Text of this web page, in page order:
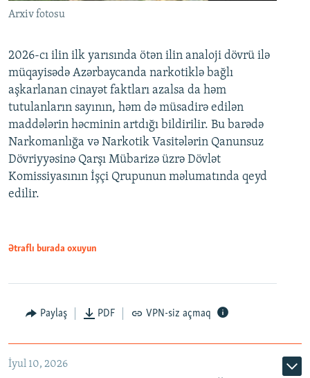
Arxiv fotosu
2026-cı ilin ilk yarısında ötən ilin analoji dövrü ilə
müqayisədə Azərbaycanda narkotiklə bağlı
aşkarlanan cinayət faktları azalsa da həm
tutulanların sayının, həm də müsadirə edilən
maddələrin həcminin artdığı bildirilir. Bu barədə
Narkomanlığa və Narkotik Vasitələrin Qanunsuz
Dövriyyəsinə Qarşı Mübarizə üzrə Dövlət
Komissiyasının İşçi Qrupunun məlumatında qeyd
edilir.
Ətraflı burada oxuyun
Paylaş PDF VPN-siz açmaq
İyul 10, 2026